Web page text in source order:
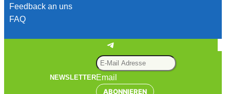
Feedback an uns
FAQ
Telegram
NEWSLETTEREmail
ABONNIEREN